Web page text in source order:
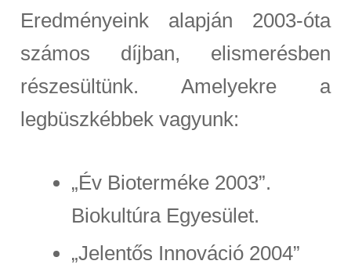
Eredményeink alapján 2003-óta
számos díjban, elismerésben
részesültünk. Amelyekre a
legbüszkébbek vagyunk:
„Év Bioterméke 2003”.
Biokultúra Egyesület.
„Jelentős Innováció 2004”